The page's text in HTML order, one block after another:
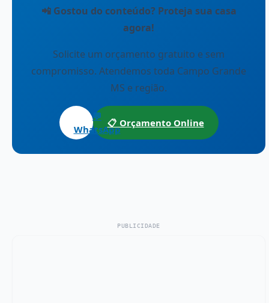
📲 Gostou do conteúdo? Proteja sua casa
agora!
Solicite um orçamento gratuito e sem
compromisso. Atendemos toda Campo Grande
MS e região.
💬
WhatsApp
📋 Orçamento Online
PUBLICIDADE